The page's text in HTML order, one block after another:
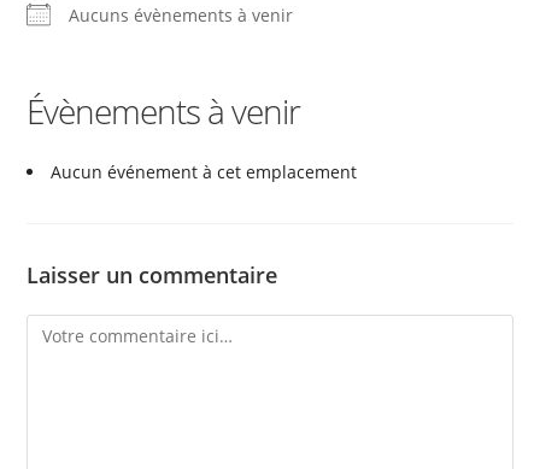
Aucuns évènements à venir
Évènements à venir
Aucun événement à cet emplacement
Laisser un commentaire